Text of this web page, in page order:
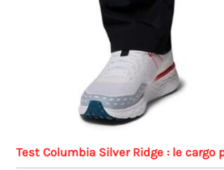
Test Columbia Silver Ridge : le cargo